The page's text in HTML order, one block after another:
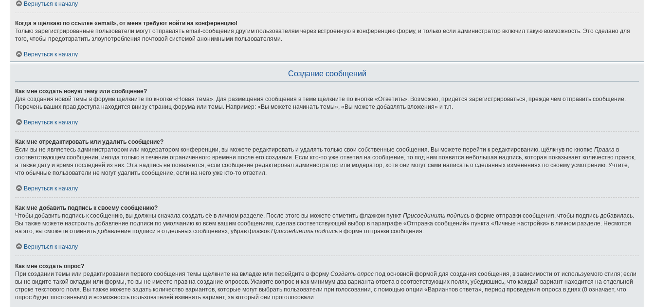
Вернуться к началу
Когда я щёлкаю по ссылке «email», от меня требуют войти на конференцию!
Только зарегистрированные пользователи могут отправлять email-сообщения другим пользователям через встроенную в конференцию форму, и только если администратор включил такую возможность. Это сделано для
того, чтобы предотвратить злоупотребления почтовой системой анонимными пользователями.
Вернуться к началу
Создание сообщений
Как мне создать новую тему или сообщение?
Для создания новой темы в форуме щёлкните по кнопке «Новая тема». Для размещения сообщения в теме щёлкните по кнопке «Ответить». Возможно, придётся зарегистрироваться, прежде чем отправить сообщение.
Перечень ваших прав доступа находится внизу страниц форума или темы. Например: «Вы можете начинать темы», «Вы можете добавлять вложения» и т.п.
Вернуться к началу
Как мне отредактировать или удалить сообщение?
Если вы не являетесь администратором или модератором конференции, вы можете редактировать и удалять только свои собственные сообщения. Вы можете перейти к редактированию, щёлкнув по кнопке Правка в
соответствующем сообщении, иногда только в течение ограниченного времени после его создания. Если кто-то уже ответил на сообщение, то под ним появится небольшая надпись, которая показывает количество правок,
а также дату и время последней из них. Эта надпись не появляется, если сообщение редактировал администратор или модератор, хотя они могут сами написать о сделанных изменениях по своему усмотрению. Учтите,
что обычные пользователи не могут удалить сообщение, если на него уже кто-то ответил.
Вернуться к началу
Как мне добавить подпись к своему сообщению?
Чтобы добавить подпись к сообщению, вы должны сначала создать её в личном разделе. После этого вы можете отметить флажком пункт Присоединить подпись в форме отправки сообщения, чтобы подпись добавилась.
Вы также можете настроить добавление подписи по умолчанию ко всем вашим сообщениям, сделав соответствующий выбор в параграфе «Отправка сообщений» пункта «Личные настройки» в личном разделе. Несмотря
на это, вы сможете отменить добавление подписи в отдельных сообщениях, убрав флажок Присоединить подпись в форме отправки сообщения.
Вернуться к началу
Как мне создать опрос?
При создании темы или редактировании первого сообщения темы щёлкните на вкладке или перейдите в форму Создать опрос под основной формой для создания сообщения, в зависимости от используемого стиля; если
вы не видите такой вкладки или формы, то вы не имеете прав на создание опросов. Укажите вопрос и как минимум два варианта ответа в соответствующих полях, убедившись, что каждый вариант находится на отдельной
строке текстового поля. Вы также можете задать количество вариантов, которые могут выбрать пользователи при голосовании, с помощью опции «Вариантов ответа», период проведения опроса в днях (0 означает, что
опрос будет постоянным) и возможность пользователей изменять вариант, за который они проголосовали.